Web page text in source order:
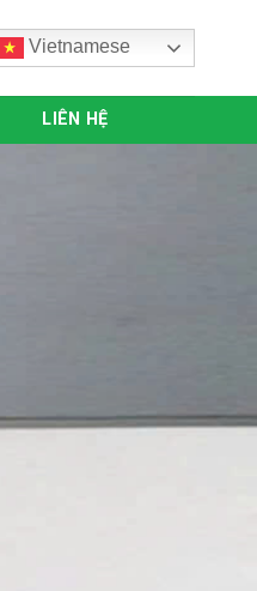
Vietnamese
LIÊN HỆ